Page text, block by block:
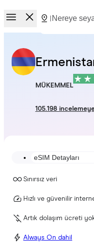
MÜKEMMEL
105.198
eSIM Detayları
Sınırsız veri
Hızlı ve güvenilir
Artık dolaşım ücreti
Always On dahil